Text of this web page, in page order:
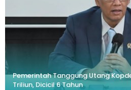
Pemerintah Tanggung Utang
Triliun, Dicicil 6 Tahun